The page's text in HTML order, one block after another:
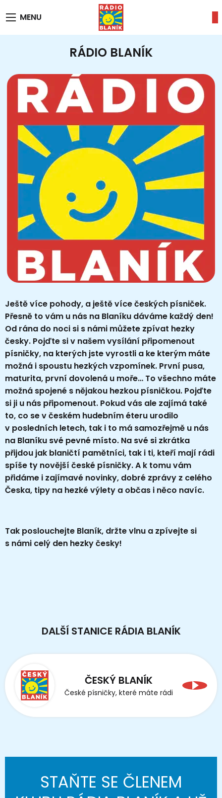
MENU
RÁDIO BLANÍK
Ještě více pohody, a ještě více českých písniček.
Přesně to vám u nás na Blaníku dáváme každý den!
Od rána do noci si s námi můžete zpívat hezky
česky. Pojďte si v našem vysílání připomenout
písničky, na kterých jste vyrostli a ke kterým máte
možná i spoustu hezkých vzpomínek. První pusa,
maturita, první dovolená u moře… To všechno máte
možná spojené s nějakou hezkou písničkou. Pojďte
si ji u nás připomenout. Pokud vás ale zajímá také
to, co se v českém hudebním éteru urodilo
v posledních letech, tak i to má samozřejmě u nás
na Blaníku své pevné místo. Na své si zkrátka
přijdou jak blaničtí pamětníci, tak i ti, kteří mají rádi
spíše ty novější české písničky. A k tomu vám
přidáme i zajímavé novinky, dobré zprávy z celého
Česka, tipy na hezké výlety a občas i něco navíc.
Tak poslouchejte Blaník, držte vlnu a zpívejte si
s námi celý den hezky česky!
DALŠÍ STANICE RÁDIA BLANÍK
ČESKÝ BLANÍK
České písničky, které máte rádi
STAŇTE SE ČLENEM